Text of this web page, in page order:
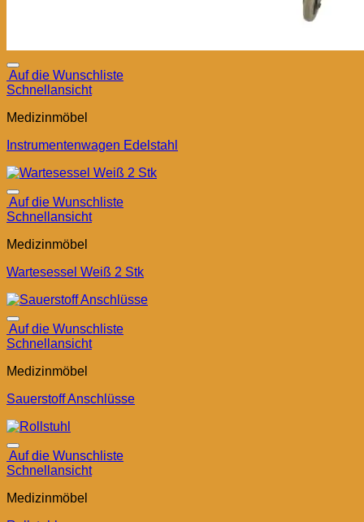
Auf die Wunschliste
Schnellansicht
Medizinmöbel
Instrumentenwagen Edelstahl
Auf die Wunschliste
Schnellansicht
Medizinmöbel
Wartesessel Weiß 2 Stk
Auf die Wunschliste
Schnellansicht
Medizinmöbel
Sauerstoff Anschlüsse
Auf die Wunschliste
Schnellansicht
Medizinmöbel